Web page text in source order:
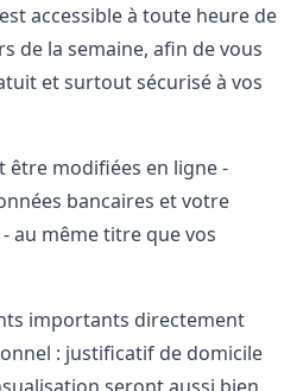
accessible à toute heure de
de la semaine, afin de vous
et surtout sécurisé à vos
être modifiées en ligne -
bancaires et votre
au même titre que vos
importants directement
: justificatif de domicile
seront aussi bien